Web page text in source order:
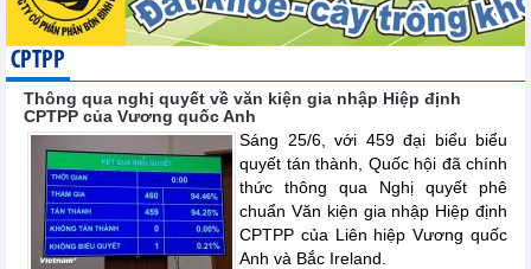
CPTPP
Thông qua nghị quyết về văn kiện gia nhập Hiệp định
CPTPP của Vương quốc Anh
Sáng 25/6, với 459 đại biểu biểu
quyết tán thành, Quốc hội đã chính
thức thông qua Nghị quyết phê
chuẩn Văn kiện gia nhập Hiệp định
CPTPP của Liên hiệp Vương quốc
Anh và Bắc Ireland.